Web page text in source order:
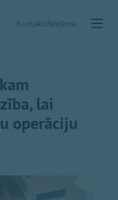
KontaktiReklāma
lai
operāciju